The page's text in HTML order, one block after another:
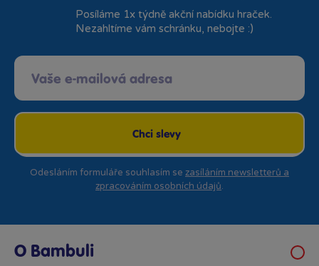
Posíláme 1x týdně akční nabídku hraček.
Nezahltíme vám schránku, nebojte :)
Chci slevy
Odesláním formuláře souhlasím se zasíláním newsletterů a
zpracováním osobních údajů.
O Bambuli